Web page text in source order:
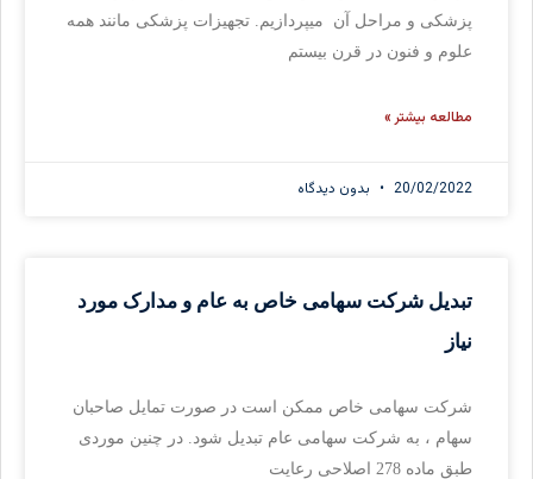
پزشکی و مراحل آن میپردازیم. تجهیزات پزشکی مانند همه
علوم و فنون در قرن بیستم
مطالعه بیشتر »
20/02/2022 بدون دیدگاه
تبدیل شرکت سهامی خاص به عام و مدارک مورد
نیاز
شرکت سهامی خاص ممکن است در صورت تمایل صاحبان
سهام ، به شرکت سهامی عام تبدیل شود. در چنین موردی
طبق ماده 278 اصلاحی رعایت